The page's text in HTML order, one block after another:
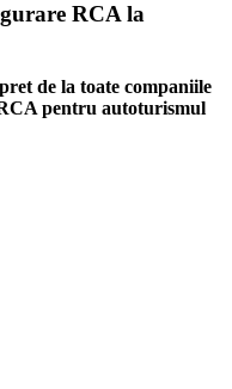
RCA la
de la toate companiile
pentru autoturismul